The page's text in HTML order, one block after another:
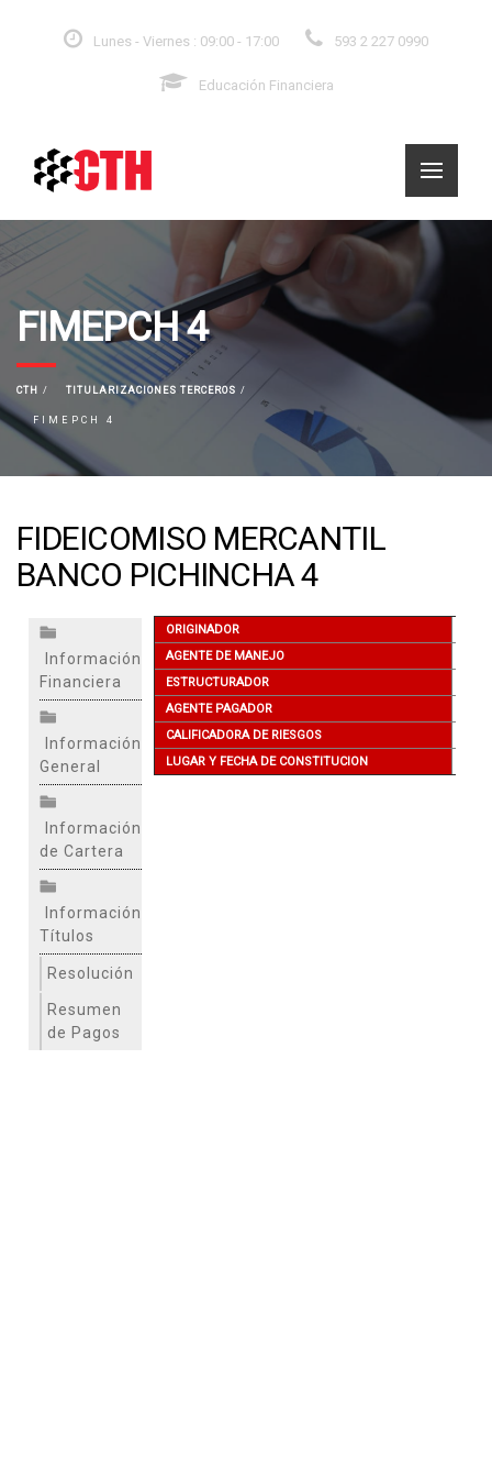
Lunes - Viernes : 09:00 - 17:00 593 2 227 0990
Educación Financiera
FIMEPCH 4
CTH TITULARIZACIONES TERCEROS
FIMEPCH 4
FIDEICOMISO MERCANTIL
BANCO PICHINCHA 4